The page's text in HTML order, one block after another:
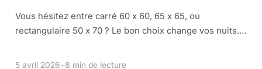
Vous hésitez entre carré 60 x 60, 65 x 65, ou
rectangulaire 50 x 70 ? Le bon choix change vos nuits.
[…]
5 avril 2026•8 min de lecture